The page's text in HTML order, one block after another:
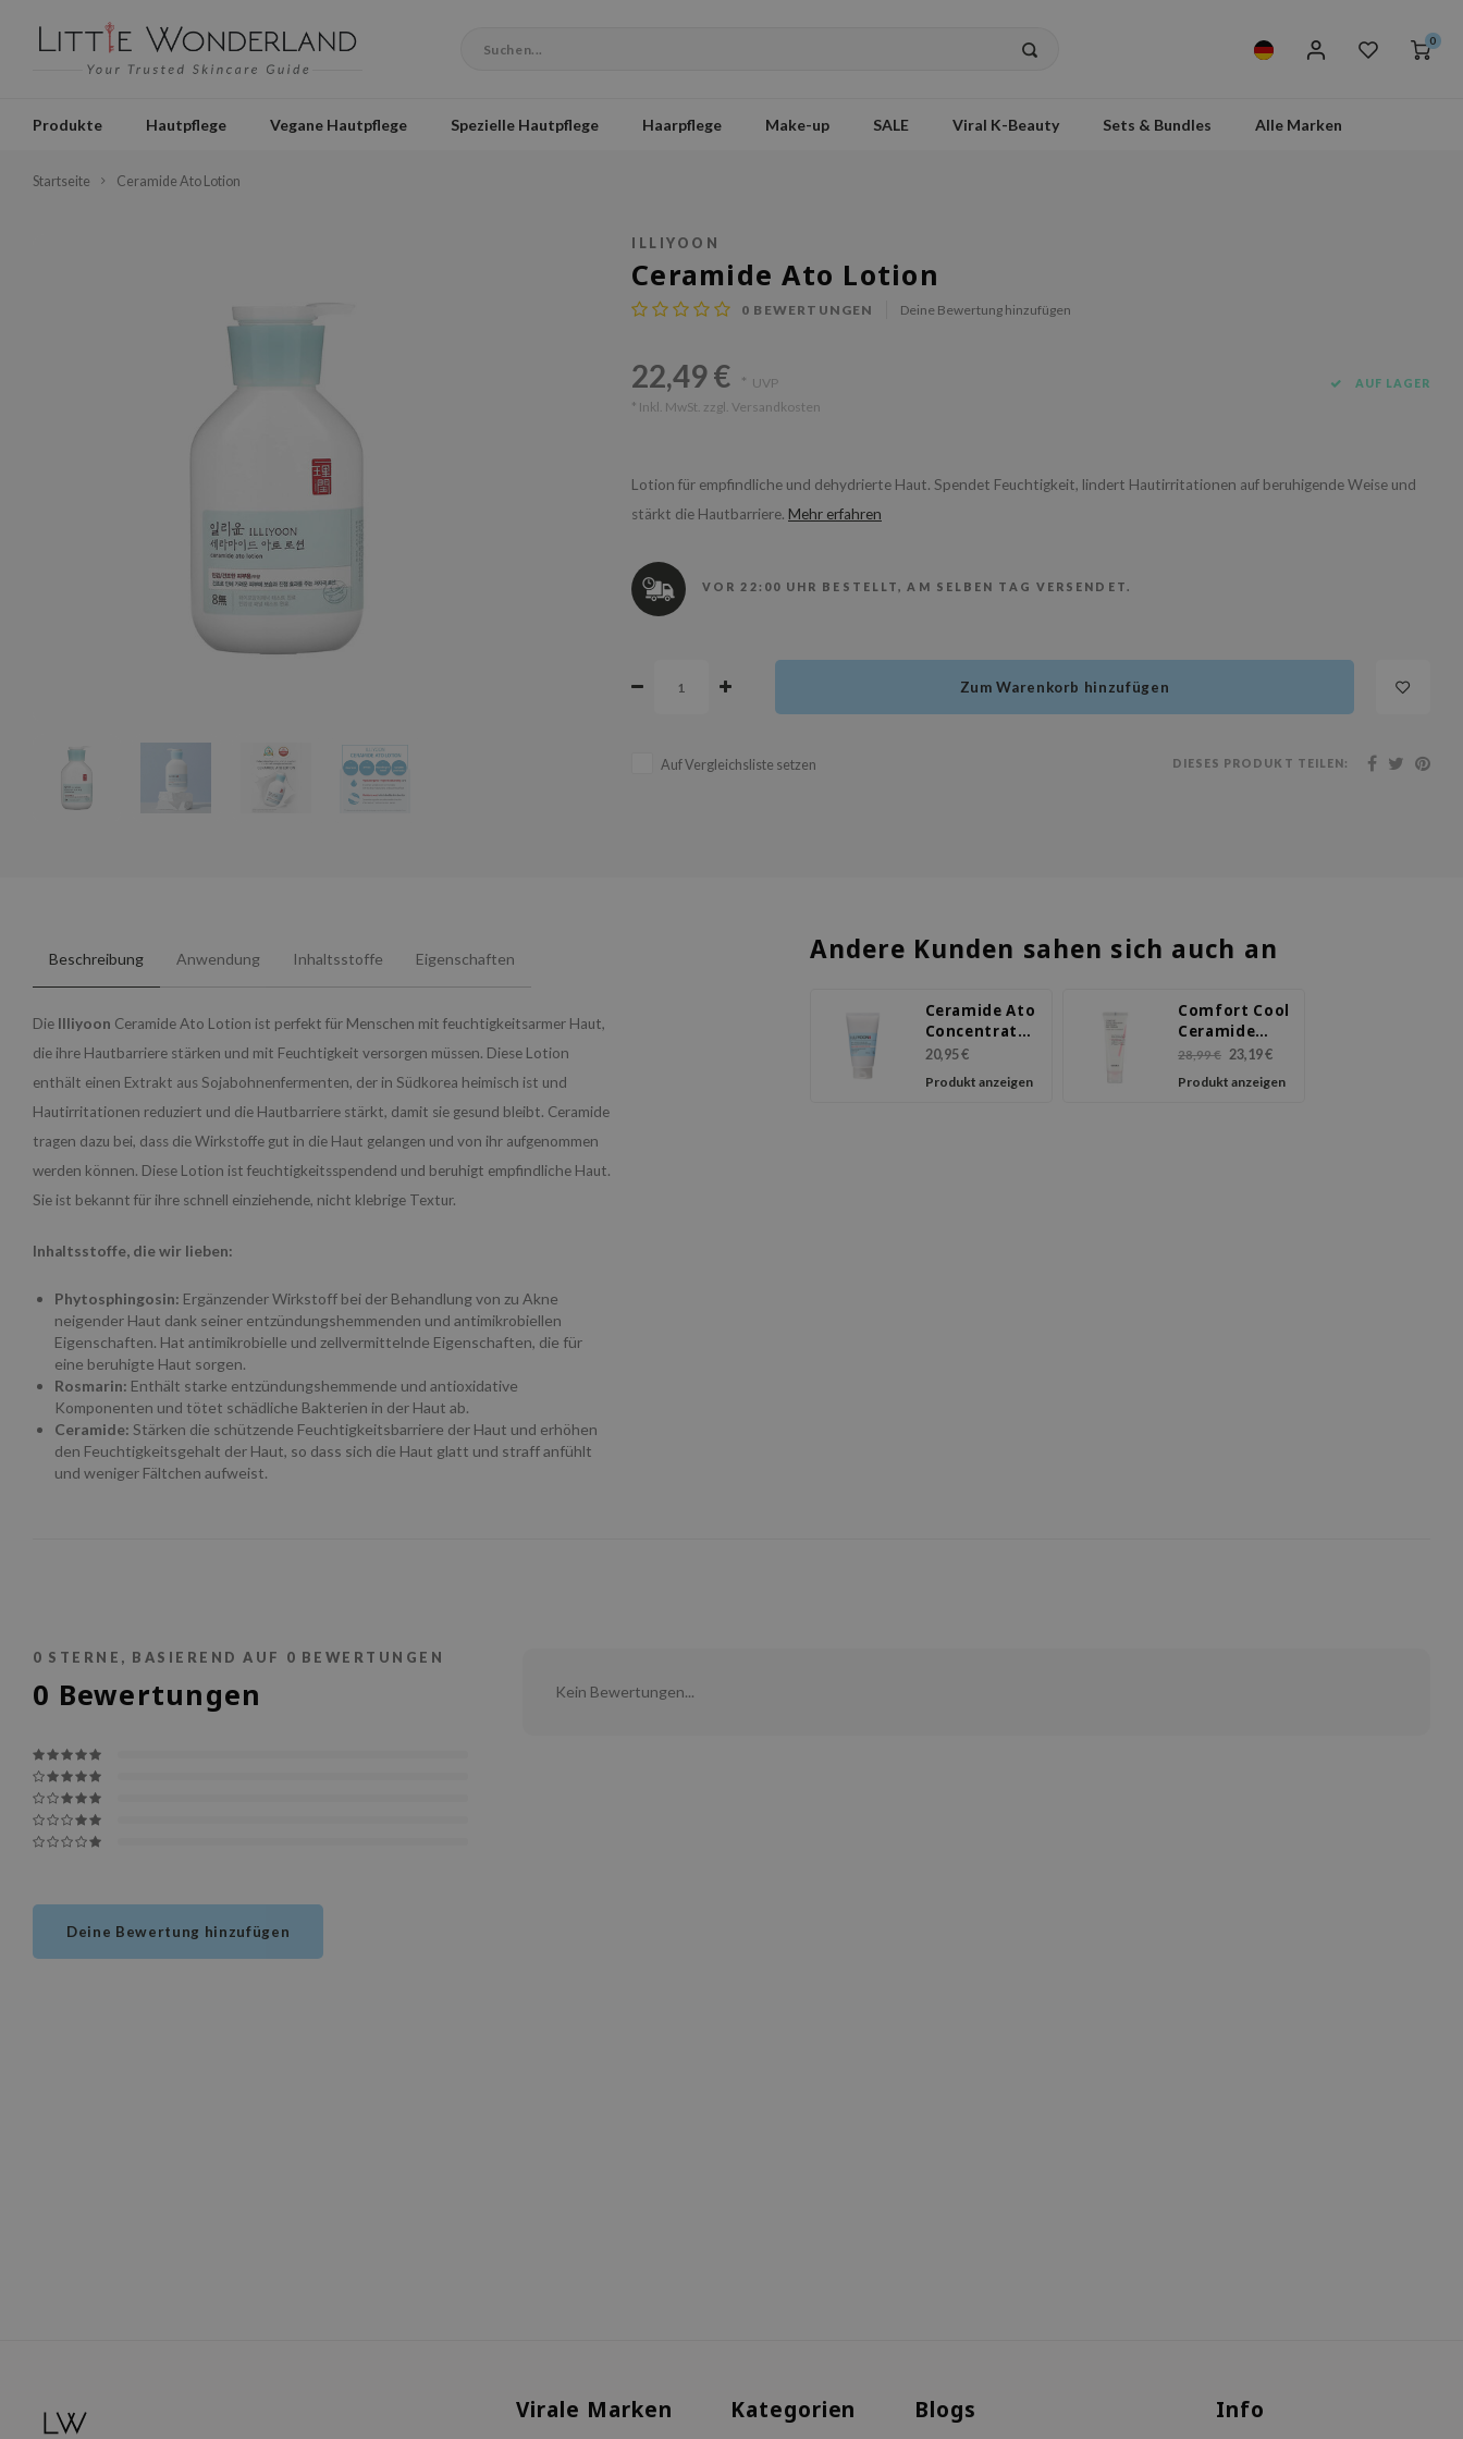
0
Produkte Hautpflege Vegane Hautpflege Spezielle Hautpflege Haarpflege Make-up SALE Viral K-Beauty Sets & Bundles Alle Marken
Startseite Ceramide Ato Lotion
ILLIYOON
Ceramide Ato Lotion
0 BEWERTUNGEN Deine Bewertung hinzufügen
22,49 € * UVP
* Inkl. MwSt. zzgl. Versandkosten
AUF LAGER
Lotion für empfindliche und dehydrierte Haut. Spendet Feuchtigkeit, lindert Hautirritationen auf beruhigende Weise und
stärkt die Hautbarriere. Mehr erfahren
VOR 22:00 UHR BESTELLT, AM SELBEN TAG VERSENDET.
Zum Warenkorb hinzufügen
Auf Vergleichsliste setzen DIESES PRODUKT TEILEN:
Beschreibung Anwendung Inhaltsstoffe Eigenschaften
Die Illiyoon Ceramide Ato Lotion ist perfekt für Menschen mit feuchtigkeitsarmer Haut,
die ihre Hautbarriere stärken und mit Feuchtigkeit versorgen müssen. Diese Lotion
enthält einen Extrakt aus Sojabohnenfermenten, der in Südkorea heimisch ist und
Hautirritationen reduziert und die Hautbarriere stärkt, damit sie gesund bleibt. Ceramide
tragen dazu bei, dass die Wirkstoffe gut in die Haut gelangen und von ihr aufgenommen
werden können. Diese Lotion ist feuchtigkeitsspendend und beruhigt empfindliche Haut.
Sie ist bekannt für ihre schnell einziehende, nicht klebrige Textur.
Inhaltsstoffe, die wir lieben:
Phytosphingosin: Ergänzender Wirkstoff bei der Behandlung von zu Akne
neigender Haut dank seiner entzündungshemmenden und antimikrobiellen
Eigenschaften. Hat antimikrobielle und zellvermittelnde Eigenschaften, die für
eine beruhigte Haut sorgen.
Rosmarin: Enthält starke entzündungshemmende und antioxidative
Komponenten und tötet schädliche Bakterien in der Haut ab.
Ceramide: Stärken die schützende Feuchtigkeitsbarriere der Haut und erhöhen
den Feuchtigkeitsgehalt der Haut, so dass sich die Haut glatt und straff anfühlt
und weniger Fältchen aufweist.
Andere Kunden sahen sich auch an
Ceramide Ato
Concentrate
Cream
20,95 €
Produkt anzeigen
Comfort Cool
Ceramide
Soothing Gel
28,99 €
23,19 €
Produkt anzeigen
0 STERNE, BASIEREND AUF 0 BEWERTUNGEN
0 Bewertungen
Deine Bewertung hinzufügen
Kein Bewertungen...
Virale Marken Kategorien Blogs Info